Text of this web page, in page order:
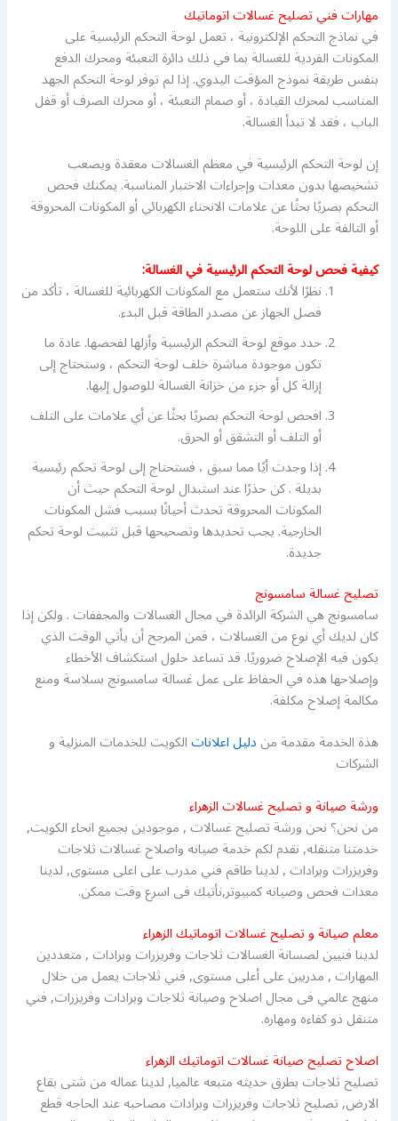
مهارات فني تصليح غسالات اتوماتيك
في نماذج التحكم الإلكترونية ، تعمل لوحة التحكم الرئيسية على
المكونات الفردية للغسالة بما في ذلك دائرة التعبئة ومحرك الدفع
بنفس طريقة نموذج المؤقت اليدوي. إذا لم توفر لوحة التحكم الجهد
المناسب لمحرك القيادة ، أو صمام التعبئة ، أو محرك الصرف أو قفل
الباب ، فقد لا تبدأ الغسالة.
إن لوحة التحكم الرئيسية في معظم الغسالات معقدة ويصعب
تشخيصها بدون معدات وإجراءات الاختبار المناسبة. يمكنك فحص
التحكم بصريًا بحثًا عن علامات الانحناء الكهربائي أو المكونات المحروقة
أو التالفة على اللوحة.
كيفية فحص لوحة التحكم الرئيسية في الغسالة:
نظرًا لأنك ستعمل مع المكونات الكهربائية للغسالة ، تأكد من
فصل الجهاز عن مصدر الطاقة قبل البدء.
حدد موقع لوحة التحكم الرئيسية وأزلها لفحصها. عادة ما
تكون موجودة مباشرة خلف لوحة التحكم ، وستحتاج إلى
إزالة كل أو جزء من خزانة الغسالة للوصول إليها.
افحص لوحة التحكم بصريًا بحثًا عن أي علامات على التلف
أو التلف أو التشقق أو الحرق.
إذا وجدت أيًا مما سبق ، فستحتاج إلى لوحة تحكم رئيسية
بديلة . كن حذرًا عند استبدال لوحة التحكم حيث أن
المكونات المحروقة تحدث أحيانًا بسبب فشل المكونات
الخارجية. يجب تحديدها وتصحيحها قبل تثبيت لوحة تحكم
جديدة.
تصليح غسالة سامسونج
سامسونج هي الشركة الرائدة في مجال الغسالات والمجففات . ولكن إذا
كان لديك أي نوع من الغسالات ، فمن المرجح أن يأتي الوقت الذي
يكون فيه الإصلاح ضروريًا. قد تساعد حلول استكشاف الأخطاء
وإصلاحها هذه في الحفاظ على عمل غسالة سامسونج بسلاسة ومنع
مكالمة إصلاح مكلفة.
هذة الخدمة مقدمة مندليل اعلاناتالكويت للخدمات المنزلية و
الشركات
ورشة صيانة و تصليح غسالات الزهراء
من نحن؟ نحن ورشة تصليح غسالات , موجودين بجميع انحاء الكويت,
خدمتنا متنقله, نقدم لكم خدمة صيانه واصلاح غسالات ثلاجات
وفريزرات وبرادات , لدينا طاقم فني مدرب على اعلى مستوى, لدينا
معدات فحص وصيانه كمبيوتر,نأتيك فى اسرع وقت ممكن.
معلم صيانة و تصليح غسالات اتوماتيك الزهراء
لدينا فنيين لصسانة الغسالات ثلاجات وفريزرات وبرادات , متعددين
المهارات , مدربين على أعلى مستوى, فني ثلاجات يعمل من خلال
منهج عالمي فى مجال اصلاح وصيانة ثلاجات وبرادات وفريزرات, فني
متنقل ذو كفاءه ومهاره.
اصلاح تصليح صيانة غسالات اتوماتيك الزهراء
تصليح ثلاجات بطرق حديثه متبعه عالميا, لدينا عماله من شتى بقاع
الارض, تصليح ثلاجات وفريزرات وبرادات مصاحبه عند الحاجه قطع